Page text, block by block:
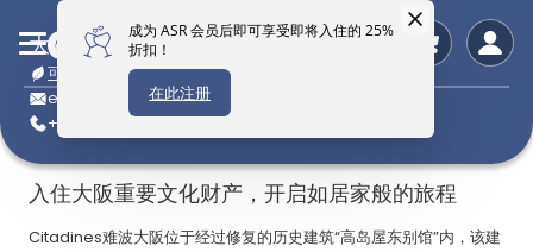
大阪馨乐庭难波公寓酒店
可持续酒店
enquiry.osaka@the-ascott.com
+81 6 6695 7150
入住大阪重要文化财产，开启如居家般的旅程
Citadines难波大阪位于经过修复的历史建筑“高岛屋东别馆”内，该建